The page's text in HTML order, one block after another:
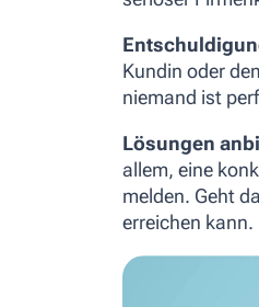
Kundin oder
niemand ist
Lösungen
allem, eine
melden. Geht
erreichen kann.